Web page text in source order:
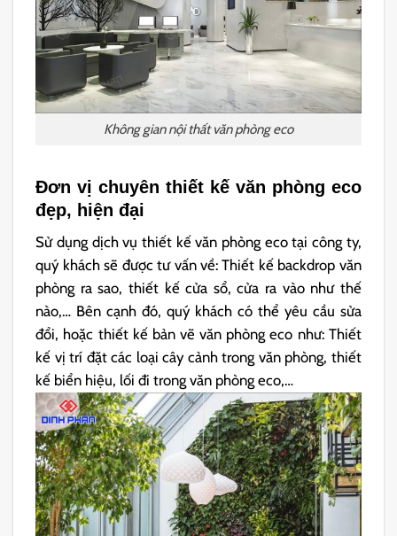
Không gian nội thất văn phòng eco
Đơn vị chuyên thiết kế văn phòng eco
đẹp, hiện đại
Sử dụng dịch vụ thiết kế văn phòng eco tại công ty,
quý khách sẽ được tư vấn về: Thiết kế backdrop văn
phòng ra sao, thiết kế cửa sổ, cửa ra vào như thế
nào,… Bên cạnh đó, quý khách có thể yêu cầu sửa
đổi, hoặc thiết kế bản vẽ văn phòng eco như: Thiết
kế vị trí đặt các loại cây cảnh trong văn phòng, thiết
kế biển hiệu, lối đi trong văn phòng eco,…